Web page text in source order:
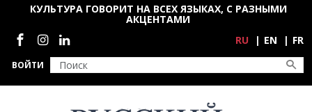
Перейти к основному содержанию
ВОЙТИ
КУЛЬТУРА ГОВОРИТ НА ВСЕХ ЯЗЫКАХ, С РАЗНЫМИ
АКЦЕНТАМИ
Социальные сети
RU EN FR